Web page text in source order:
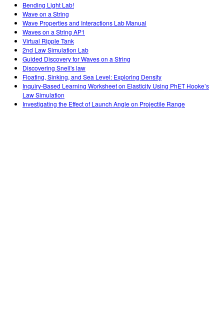
Bending Light Lab!
Wave on a String
Wave Properties and Interactions Lab Manual
Waves on a String AP1
Virtual Ripple Tank
2nd Law Simulation Lab
Guided Discovery for Waves on a String
Discovering Snell's law
Floating, Sinking, and Sea Level: Exploring Density
Inquiry-Based Learning Worksheet on Elasticity Using PhET Hooke’s
Law Simulation
Investigating the Effect of Launch Angle on Projectile Range